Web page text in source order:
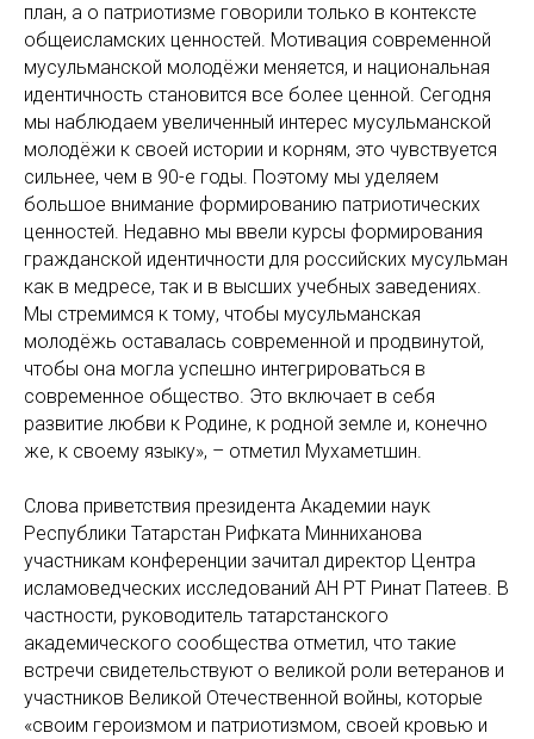
план, а о патриотизме говорили только в контексте
общеисламских ценностей. Мотивация современной
мусульманской молодёжи меняется, и национальная
идентичность становится все более ценной. Сегодня
мы наблюдаем увеличенный интерес мусульманской
молодёжи к своей истории и корням, это чувствуется
сильнее, чем в 90-е годы. Поэтому мы уделяем
большое внимание формированию патриотических
ценностей. Недавно мы ввели курсы формирования
гражданской идентичности для российских мусульман
как в медресе, так и в высших учебных заведениях.
Мы стремимся к тому, чтобы мусульманская
молодёжь оставалась современной и продвинутой,
чтобы она могла успешно интегрироваться в
современное общество. Это включает в себя
развитие любви к Родине, к родной земле и, конечно
же, к своему языку», – отметил Мухаметшин.
Слова приветствия президента Академии наук
Республики Татарстан Рифката Минниханова
участникам конференции зачитал директор Центра
исламоведческих исследований АН РТ Ринат Патеев. В
частности, руководитель татарстанского
академического сообщества отметил, что такие
встречи свидетельствуют о великой роли ветеранов и
участников Великой Отечественной войны, которые
«своим героизмом и патриотизмом, своей кровью и